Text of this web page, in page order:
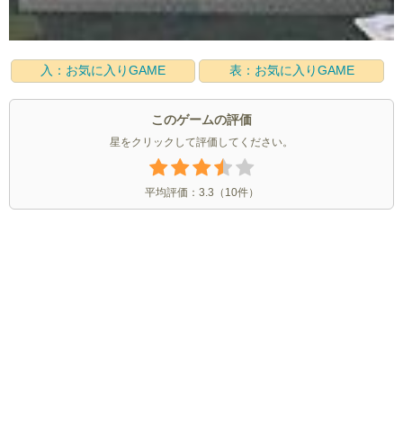
入：お気に入りGAME 表：お気に入りGAME
このゲームの評価
星をクリックして評価してください。
平均評価： 3.3 （ 10件）